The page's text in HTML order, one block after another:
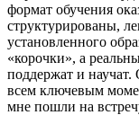
формат обучения
структурированы,
установленного
«корочки», а
поддержат и научат.
всем ключевым
мне пошли на